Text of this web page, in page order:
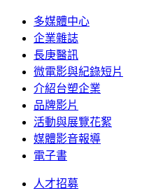
多媒體中心
企業雜誌
長庚醫訊
微電影與紀錄短片
介紹台塑企業
品牌影片
活動與展覽花絮
媒體影音報導
電子書
人才招募